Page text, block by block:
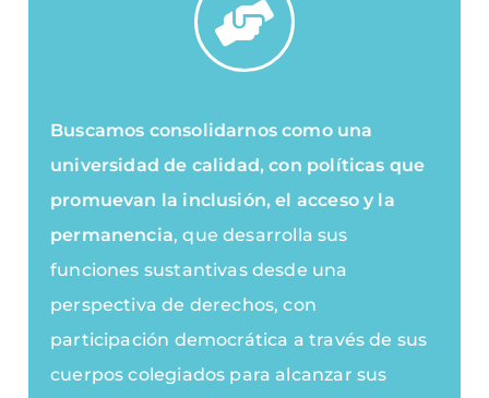
Buscamos consolidarnos como una
universidad de calidad, con políticas que
promuevan la inclusión, el acceso y la
permanencia, que desarrolla sus
funciones sustantivas desde una
perspectiva de derechos, con
participación democrática a través de sus
cuerpos colegiados para alcanzar sus